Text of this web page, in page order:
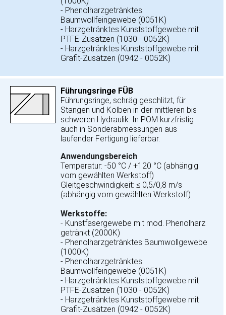
- Phenolharzgetränktes
Baumwollfeingewebe (0051K)
- Harzgetränktes Kunststoffgewebe mit
PTFE-Zusätzen (1030 - 0052K)
- Harzgetränktes Kunststoffgewebe mit
Grafit-Zusätzen (0942 - 0052K)
Führungsringe FÜB
Führungsringe, schräg geschlitzt, für
Stangen und Kolben in der mittleren bis
schweren Hydraulik. In POM kurzfristig
auch in Sonderabmessungen aus
laufender Fertigung lieferbar.
Anwendungsbereich
Temperatur: -50 °C / +120 °C (abhängig
vom gewählten Werkstoff)
Gleitgeschwindigkeit: ≤ 0,5/0,8 m/s
(abhängig vom gewählten Werkstoff)
Werkstoffe:
- Kunstfasergewebe mit mod. Phenolharz
getränkt (2000K)
- Phenolharzgetränktes Baumwollgewebe
(1000K)
- Phenolharzgetränktes
Baumwollfeingewebe (0051K)
- Harzgetränktes Kunststoffgewebe mit
PTFE-Zusätzen (1030 - 0052K)
- Harzgetränktes Kunststoffgewebe mit
Grafit-Zusätzen (0942 - 0052K)